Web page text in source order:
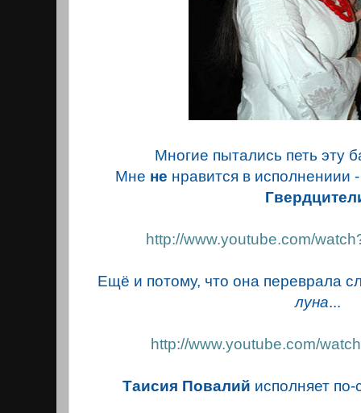
Многие пытались петь эту
Мне не нравится в исполнениии
http://www.youtube.com/
Ещё и потому, что она переврала
луна...
http://www.youtube.com/
Таисия Повалий исполняет